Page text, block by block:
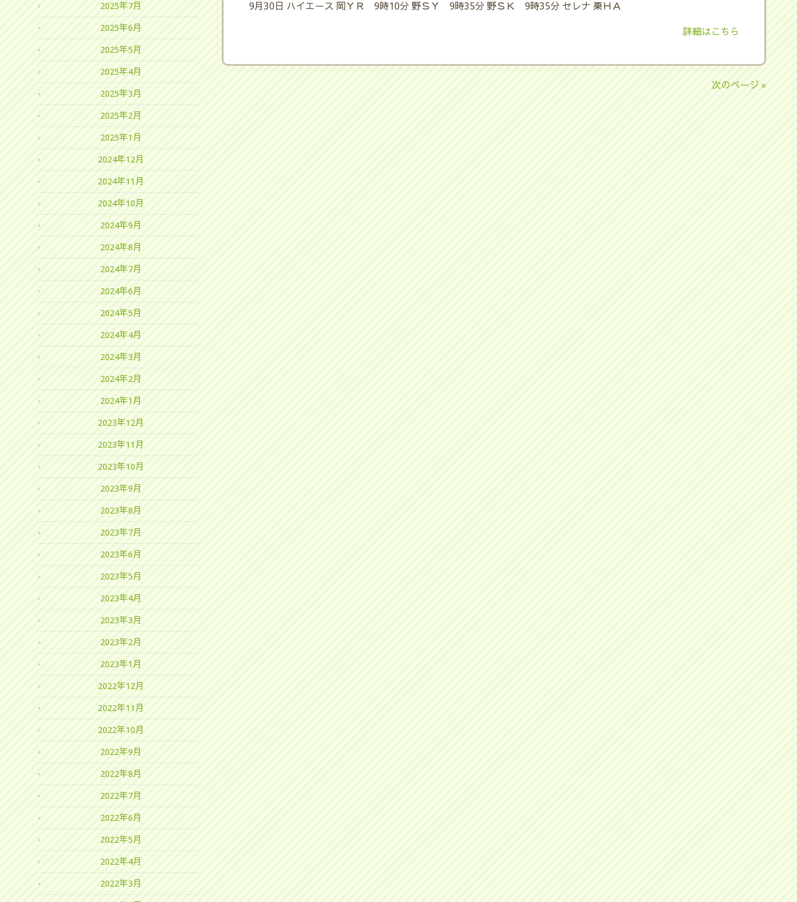
9月30日 ハイエース 岡ＹＲ 9時10分 野ＳＹ 9時35分 野ＳＫ 9時35分 セレナ 栗ＨＡ
詳細はこちら
次のページ »
2025年7月
2025年6月
2025年5月
2025年4月
2025年3月
2025年2月
2025年1月
2024年12月
2024年11月
2024年10月
2024年9月
2024年8月
2024年7月
2024年6月
2024年5月
2024年4月
2024年3月
2024年2月
2024年1月
2023年12月
2023年11月
2023年10月
2023年9月
2023年8月
2023年7月
2023年6月
2023年5月
2023年4月
2023年3月
2023年2月
2023年1月
2022年12月
2022年11月
2022年10月
2022年9月
2022年8月
2022年7月
2022年6月
2022年5月
2022年4月
2022年3月